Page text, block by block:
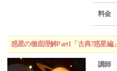
料金
惑星の徹底理解Part1「古典7惑星編」
講師